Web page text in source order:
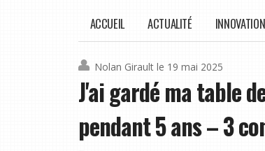
ACCUEIL ACTUALITÉ INNOVATION
Nolan Girault le 19 mai 2025
J'ai gardé ma table
pendant 5 ans – 3